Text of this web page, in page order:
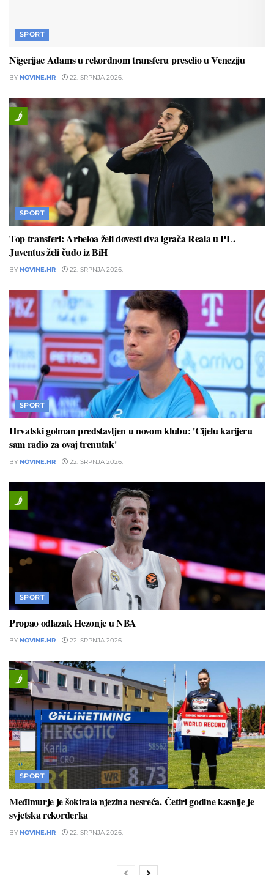
SPORT
Nigerijac Adams u rekordnom transferu preselio u Veneziju
BY NOVINE.HR 22. SRPNJA 2026.
SPORT
Top transferi: Arbeloa želi dovesti dva igrača Reala u PL.
Juventus želi čudo iz BiH
BY NOVINE.HR 22. SRPNJA 2026.
SPORT
Hrvatski golman predstavljen u novom klubu: 'Cijelu karijeru
sam radio za ovaj trenutak'
BY NOVINE.HR 22. SRPNJA 2026.
SPORT
Propao odlazak Hezonje u NBA
BY NOVINE.HR 22. SRPNJA 2026.
SPORT
Međimurje je šokirala njezina nesreća. Četiri godine kasnije je
svjetska rekorderka
BY NOVINE.HR 22. SRPNJA 2026.